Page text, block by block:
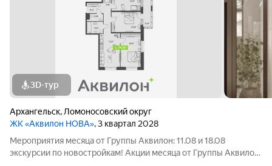
3D-тур
Архангельск, Ломоносовский округ
ЖК «Аквилон НОВА», 3 квартал 2028
Мероприятия месяца от Группы Аквилон: 11.08 и 18.08
экскурсии по новостройкам! Акции месяца от Группы Аквилон: